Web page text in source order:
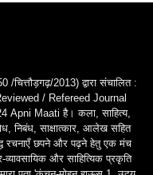
/चित्तौड़गढ़/2013) द्वारा संचालित :
/ Refereed Journal
Apni Maati है। कला, साहित्य,
निबंध, साक्षात्कार, आलेख सहित
रचनाएँ छपने और पढ़ने हेतु एक मंच
और साहित्यिक प्रकृति